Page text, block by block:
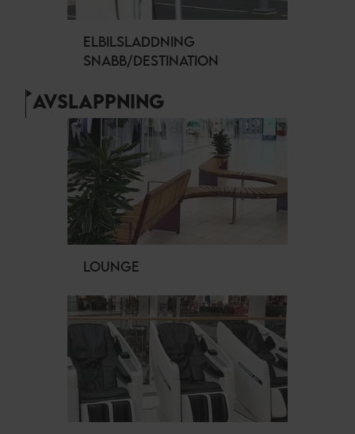
ELBILSLADDNING
SNABB/DESTINATION
AVSLAPPNING
LOUNGE